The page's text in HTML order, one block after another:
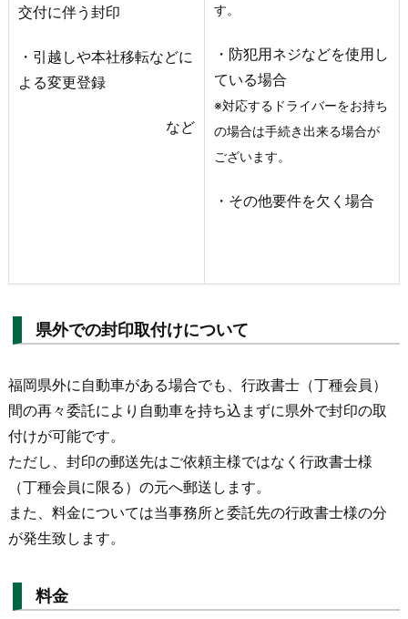
交付に伴う封印
・引越しや本社移転などに
よる変更登録
など
す。
・防犯用ネジなどを使用し
ている場合
※対応するドライバーをお持ち
の場合は手続き出来る場合が
ございます。
・その他要件を欠く場合
県外での封印取付けについて
福岡県外に自動車がある場合でも、行政書士（丁種会員）
間の再々委託により自動車を持ち込まずに県外で封印の取
付けが可能です。
ただし、封印の郵送先はご依頼主様ではなく行政書士様
（丁種会員に限る）の元へ郵送します。
また、料金については当事務所と委託先の行政書士様の分
が発生致します。
料金